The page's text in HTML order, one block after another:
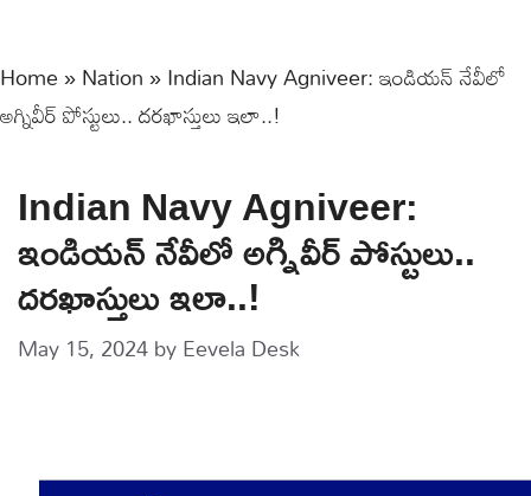
Home»Nation»Indian Navy Agniveer: ఇండియన్‌ నేవీలో
అగ్నివీర్‌ పోస్టులు.. ద‌ర‌ఖాస్తులు ఇలా..!
Indian Navy Agniveer:
ఇండియన్‌ నేవీలో అగ్నివీర్‌ పోస్టులు..
ద‌ర‌ఖాస్తులు ఇలా..!
May 15, 2024byEevela Desk